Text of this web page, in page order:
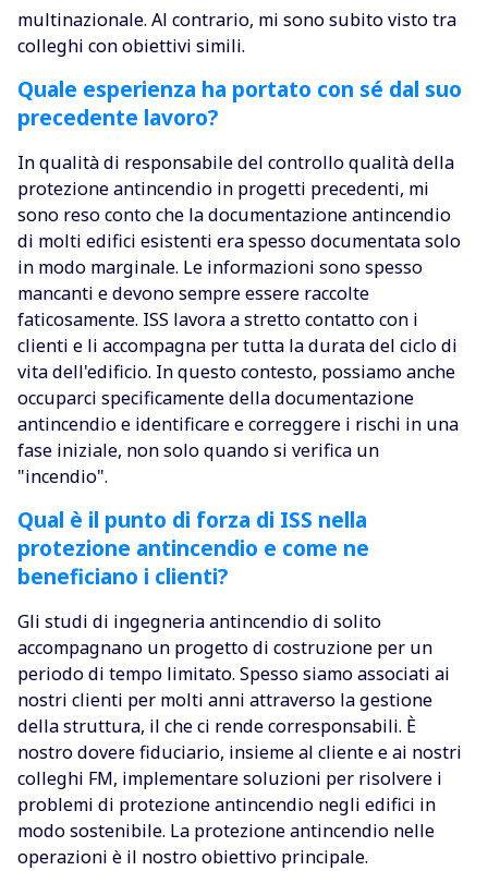
multinazionale. Al contrario, mi sono subito visto tra
colleghi con obiettivi simili.
Quale esperienza ha portato con sé dal suo
precedente lavoro?
In qualità di responsabile del controllo qualità della
protezione antincendio in progetti precedenti, mi
sono reso conto che la documentazione antincendio
di molti edifici esistenti era spesso documentata solo
in modo marginale. Le informazioni sono spesso
mancanti e devono sempre essere raccolte
faticosamente. ISS lavora a stretto contatto con i
clienti e li accompagna per tutta la durata del ciclo di
vita dell'edificio. In questo contesto, possiamo anche
occuparci specificamente della documentazione
antincendio e identificare e correggere i rischi in una
fase iniziale, non solo quando si verifica un
"incendio".
Qual è il punto di forza di ISS nella
protezione antincendio e come ne
beneficiano i clienti?
Gli studi di ingegneria antincendio di solito
accompagnano un progetto di costruzione per un
periodo di tempo limitato. Spesso siamo associati ai
nostri clienti per molti anni attraverso la gestione
della struttura, il che ci rende corresponsabili. È
nostro dovere fiduciario, insieme al cliente e ai nostri
colleghi FM, implementare soluzioni per risolvere i
problemi di protezione antincendio negli edifici in
modo sostenibile. La protezione antincendio nelle
operazioni è il nostro obiettivo principale.